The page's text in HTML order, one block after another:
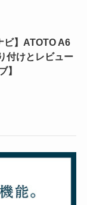
ビ】ATOTO A6
付けとレビュー
】